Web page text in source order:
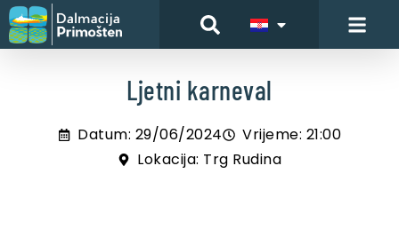
Ljetni karneval
Datum: 29/06/2024
Vrijeme: 21:00
Lokacija: Trg Rudina